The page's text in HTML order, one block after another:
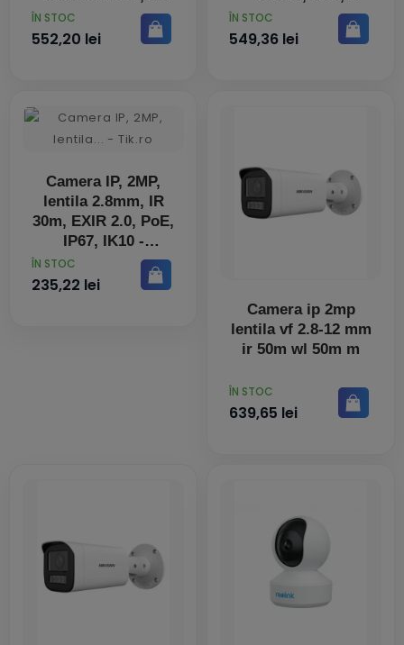
30m, SDCard
PRET
ÎN STOC
552,20 lei
2.8mm, IR 30m,
night vision, wifi,
PRET
ÎN STOC
549,36 lei
Camera IP, 2MP,
lentila 2.8mm, IR
30m, EXIR 2.0, PoE,
IP67, IK10 -
HIKVISION
PRET
ÎN STOC
235,22 lei
Camera ip 2mp
lentila vf 2.8-12 mm
ir 50m wl 50m m
PRET
ÎN STOC
639,65 lei